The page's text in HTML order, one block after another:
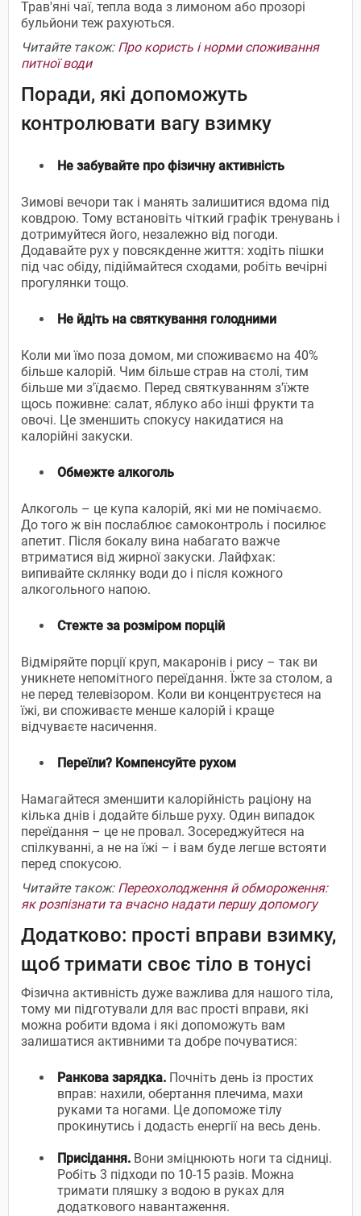
Трав'яні чаї, тепла вода з лимоном або прозорі
бульйони теж рахуються.
Читайте також: Про користь і норми споживання
питної води
Поради, які допоможуть
контролювати вагу взимку
Не забувайте про фізичну активність
Зимові вечори так і манять залишитися вдома під
ковдрою. Тому встановіть чіткий графік тренувань і
дотримуйтеся його, незалежно від погоди.
Додавайте рух у повсякденне життя: ходіть пішки
під час обіду, підіймайтеся сходами, робіть вечірні
прогулянки тощо.
Не йдіть на святкування голодними
Коли ми їмо поза домом, ми споживаємо на 40%
більше калорій. Чим більше страв на столі, тим
більше ми з'їдаємо. Перед святкуванням з'їжте
щось поживне: салат, яблуко або інші фрукти та
овочі. Це зменшить спокусу накидатися на
калорійні закуски.
Обмежте алкоголь
Алкоголь – це купа калорій, які ми не помічаємо.
До того ж він послаблює самоконтроль і посилює
апетит. Після бокалу вина набагато важче
втриматися від жирної закуски. Лайфхак:
випивайте склянку води до і після кожного
алкогольного напою.
Стежте за розміром порцій
Відміряйте порції круп, макаронів і рису – так ви
уникнете непомітного переїдання. Їжте за столом, а
не перед телевізором. Коли ви концентруєтеся на
їжі, ви споживаєте менше калорій і краще
відчуваєте насичення.
Переїли? Компенсуйте рухом
Намагайтеся зменшити калорійність раціону на
кілька днів і додайте більше руху. Один випадок
переїдання – це не провал. Зосереджуйтеся на
спілкуванні, а не на їжі – і вам буде легше встояти
перед спокусою.
Читайте також: Переохолодження й обмороження:
як розпізнати та вчасно надати першу допомогу
Додатково: прості вправи взимку,
щоб тримати своє тіло в тонусі
Фізична активність дуже важлива для нашого тіла,
тому ми підготували для вас прості вправи, які
можна робити вдома і які допоможуть вам
залишатися активними та добре почуватися:
Ранкова зарядка. Почніть день із простих
вправ: нахили, обертання плечима, махи
руками та ногами. Це допоможе тілу
прокинутись і додасть енергії на весь день.
Присідання. Вони зміцнюють ноги та сідниці.
Робіть 3 підходи по 10-15 разів. Можна
тримати пляшку з водою в руках для
додаткового навантаження.